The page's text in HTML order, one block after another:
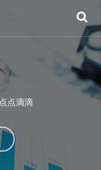
点滴滴